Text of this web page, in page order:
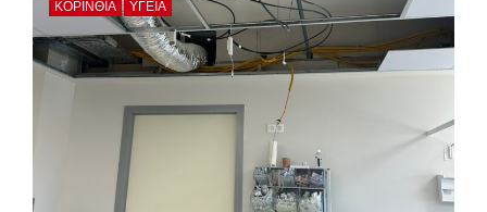
ΚΟΡΙΝΘΊΑ ΥΓΕΙΑ